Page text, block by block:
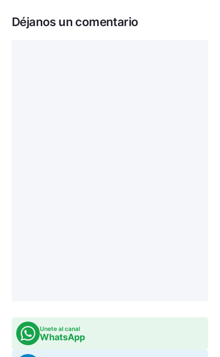
Déjanos un comentario
Unete al canal
WhatsApp